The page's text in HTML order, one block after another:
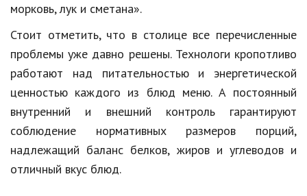
морковь, лук и сметана».
Стоит отметить, что в столице все перечисленные
проблемы уже давно решены. Технологи кропотливо
работают над питательностью и энергетической
ценностью каждого из блюд меню. А постоянный
внутренний и внешний контроль гарантируют
соблюдение нормативных размеров порций,
надлежащий баланс белков, жиров и углеводов и
отличный вкус блюд.